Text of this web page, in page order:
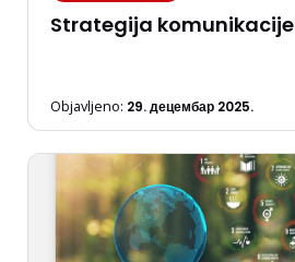
Strategija komunikacije
Objavljeno: 29. децембар 2025.